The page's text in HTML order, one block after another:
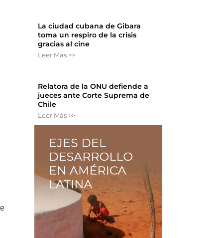
La ciudad cubana de Gibara
toma un respiro de la crisis
gracias al cine
Leer Más >>
Relatora de la ONU defiende a
jueces ante Corte Suprema de
Chile
Leer Más >>